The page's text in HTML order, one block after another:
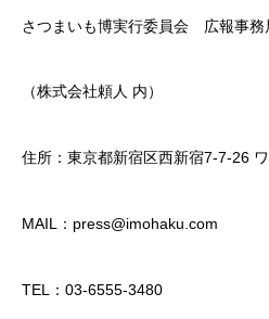
さつまいも博実行委員会 広報事務
（株式会社頼人 内）
住所：東京都新宿区西新宿7-7-26
MAIL：press@imohaku.com
TEL：03-6555-3480